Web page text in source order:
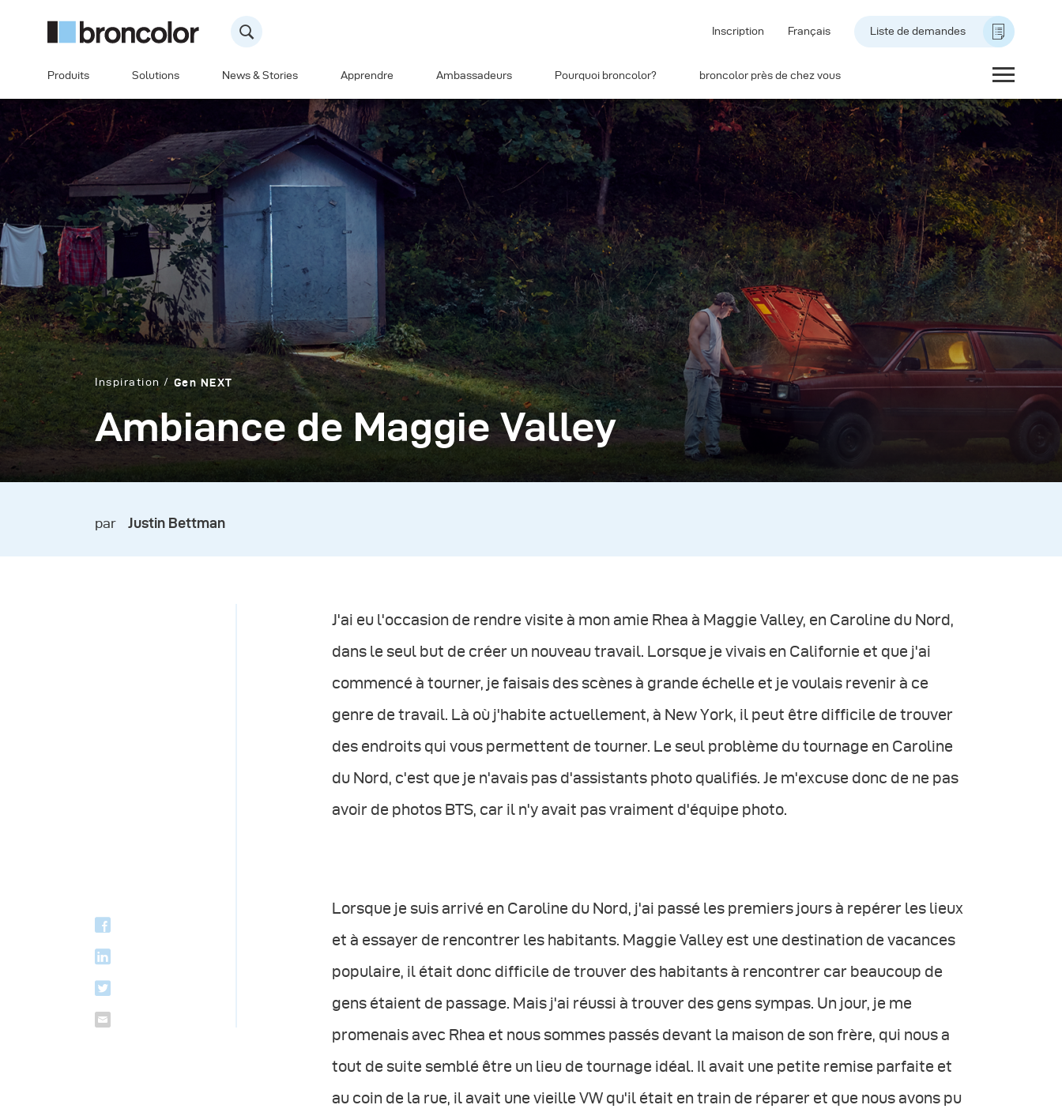
Inscription Français Liste de demandes
Produits Solutions News & Stories Apprendre Ambassadeurs Pourquoi broncolor? broncolor près de chez vous
Inspiration Gen NEXT
Ambiance de Maggie Valley
par Justin Bettman
J'ai eu l'occasion de rendre visite à mon amie Rhea à Maggie Valley, en Caroline du Nord,
dans le seul but de créer un nouveau travail. Lorsque je vivais en Californie et que j'ai
commencé à tourner, je faisais des scènes à grande échelle et je voulais revenir à ce
genre de travail. Là où j'habite actuellement, à New York, il peut être difficile de trouver
des endroits qui vous permettent de tourner. Le seul problème du tournage en Caroline
du Nord, c'est que je n'avais pas d'assistants photo qualifiés. Je m'excuse donc de ne pas
avoir de photos BTS, car il n'y avait pas vraiment d'équipe photo.
Lorsque je suis arrivé en Caroline du Nord, j'ai passé les premiers jours à repérer les lieux
et à essayer de rencontrer les habitants. Maggie Valley est une destination de vacances
populaire, il était donc difficile de trouver des habitants à rencontrer car beaucoup de
gens étaient de passage. Mais j'ai réussi à trouver des gens sympas. Un jour, je me
promenais avec Rhea et nous sommes passés devant la maison de son frère, qui nous a
tout de suite semblé être un lieu de tournage idéal. Il avait une petite remise parfaite et
au coin de la rue, il avait une vieille VW qu'il était en train de réparer et que nous avons pu